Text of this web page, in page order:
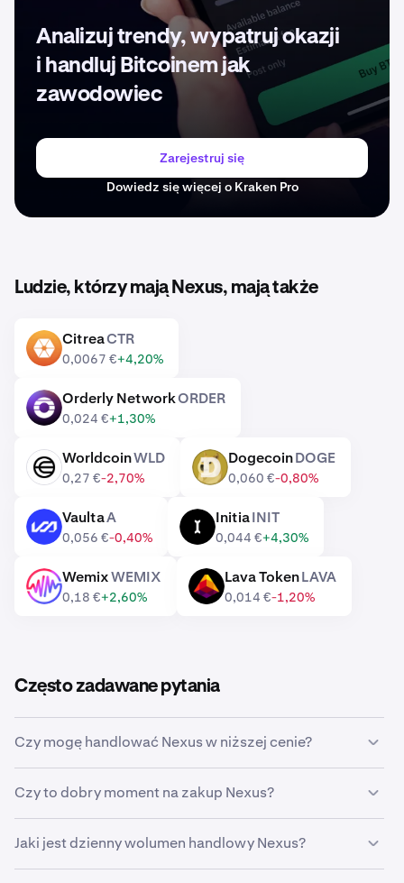
Analizuj trendy, wypatruj okazji
i handluj Bitcoinem jak
zawodowiec
Zarejestruj się
Dowiedz się więcej o Kraken Pro
Ludzie, którzy mają Nexus, mają także
CTR CitreaCTR
0,0067 €+4,20%
ORDER Orderly NetworkORDER
0,024 €+1,30%
WLD WorldcoinWLD
0,27 €-2,70%
DOGE DogecoinDOGE
0,060 €-0,80%
A VaultaA
0,056 €-0,40%
InitiaINIT
0,044 €+4,30%
WEMIX WemixWEMIX
0,18 €+2,60%
LAVA Lava TokenLAVA
0,014 €-1,20%
Często zadawane pytania
Czy mogę handlować Nexus w niższej cenie?
niestandardowe, aby automatycznie kupić Nexus, jak
tylko jego cena spadnie do określonego poziomu.
Czy to dobry moment na zakup Nexus?
niezwykle trudne, dlatego wielu inwestorów decyduje
się nauśrednianie kosztów zakupuNexus, stosując
Jaki jest dzienny wolumen handlowy Nexus?